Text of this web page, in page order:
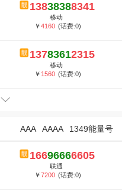
13838388341
移动
￥4160 (话费:0)
13783612315
移动
￥ 1560 (话费:0)
1349能量号
AAAA
AAA
16696666605
联通
￥7200 (话费:0)